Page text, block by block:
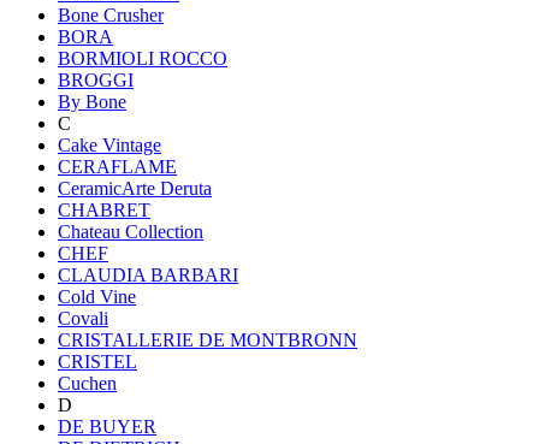
Bone Crusher
BORA
BORMIOLI ROCCO
BROGGI
By Bone
C
Cake Vintage
CERAFLAME
CeramicArte Deruta
CHABRET
Chateau Collection
CHEF
CLAUDIA BARBARI
Cold Vine
Covali
CRISTALLERIE DE MONTBRONN
CRISTEL
Cuchen
D
DE BUYER